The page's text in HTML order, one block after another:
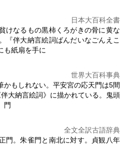
日本大百科全書
けなるもの黒柿くろがきの骨に黄な
『伴大納言絵詞ばんだいなごんえこ
も紙扇を手に
世界大百科事典
かもしれない。平安宮の応天門は5間
伴大納言絵詞》に描かれている。鬼頭
門
全文全訳古語辞典
門。朱雀門と南北に対す。貞観八年